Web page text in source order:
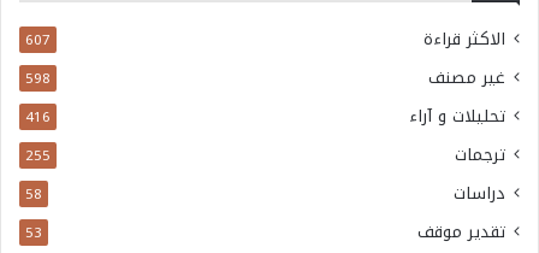
الاكثر قراءة 607
غير مصنف 598
تحليلات و آراء 416
ترجمات 255
دراسات 58
تقدير موقف 53